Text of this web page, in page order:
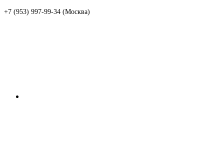
+7 (953) 997-99-34 (Москва)